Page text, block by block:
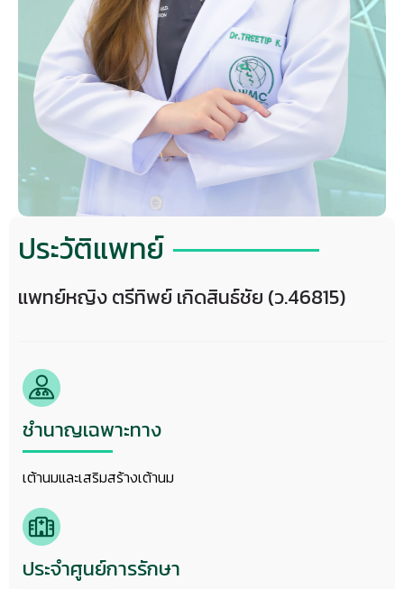
ประวัติแพทย์
แพทย์หญิง ตรีทิพย์ เกิดสินธ์ชัย (ว.46815)
ชำนาญเฉพาะทาง
เต้านมและเสริมสร้างเต้านม
ประจำศูนย์การรักษา